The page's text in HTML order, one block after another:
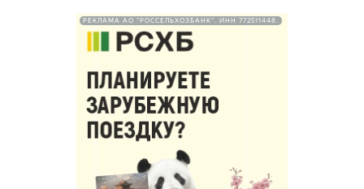
РЕКЛАМА АО "РОССЕЛЬХОЗБАНК". ИНН 772511448.